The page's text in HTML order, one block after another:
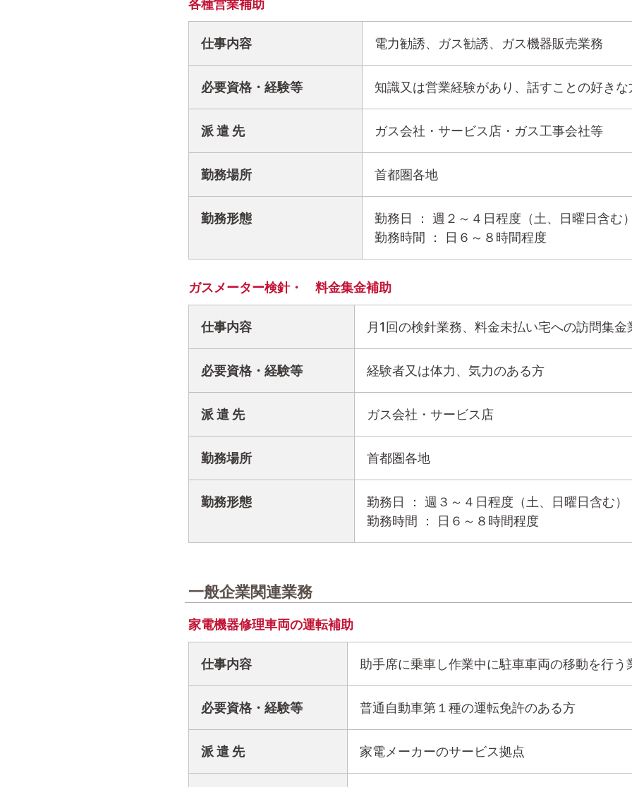
各種営業補助
仕事内容 電力勧誘、ガス勧誘、ガス機器販売業務
必要資格・経験等 知識又は営業経験があり、話すことの好きな
派 遣 先 ガス会社・サービス店・ガス工事会社等
勤務場所 首都圏各地
勤務形態
勤務日 ： 週２～４日程度（土、日曜日含む
勤務時間 ： 日６～８時間程度
ガスメーター検針・ 料金集金補助
仕事内容 月1回の検針業務、料金未払い宅への訪問集金
必要資格・経験等 経験者又は体力、気力のある方
派 遣 先 ガス会社・サービス店
勤務場所 首都圏各地
勤務形態
勤務日 ： 週３～４日程度（土、日曜日含む）
勤務時間 ： 日６～８時間程度
一般企業関連業務
家電機器修理車両の運転補助
仕事内容 助手席に乗車し作業中に駐車車両の移動を行う
必要資格・経験等 普通自動車第１種の運転免許のある方
派 遣 先 家電メーカーのサービス拠点